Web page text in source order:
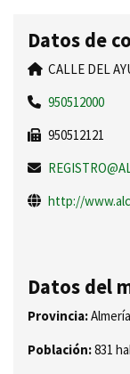
Datos de
CALLE DEL
950512000
950512121
http://
Datos del
Provincia:Almería
Población:831